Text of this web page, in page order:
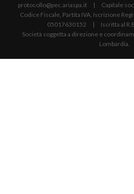
protocollo@pec.ariaspa.it | Capitale
Codice Fiscale, Partita IVA, Iscrizione
05017630152 | Iscritta al
Società soggetta a direzione e
Lombardia.